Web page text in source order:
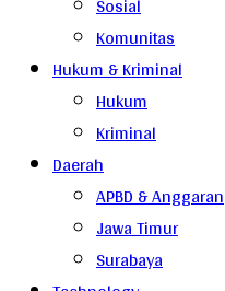
Komunitas
Hukum & Kriminal
Hukum
Kriminal
Daerah
APBD & Anggaran
Jawa Timur
Surabaya